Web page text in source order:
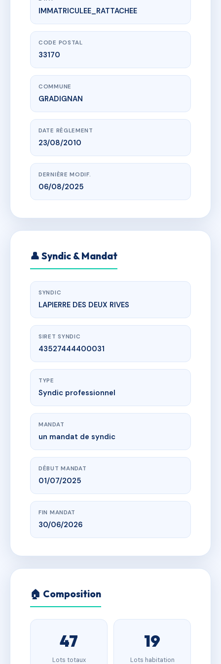
www.vme.plus/AC6860639
SDC LES ADRYADES BAT A / CEDRES
RUE DE LA CROIX DE MONJOUS
IMMATRICULEE_RATTACHEE
CODE POSTAL
33170
COMMUNE
GRADIGNAN
DATE RÈGLEMENT
23/08/2010
DERNIÈRE MODIF.
06/08/2025
👤 Syndic & Mandat
SYNDIC
LAPIERRE DES DEUX RIVES
SIRET SYNDIC
43527444400031
TYPE
Syndic professionnel
MANDAT
un mandat de syndic
DÉBUT MANDAT
01/07/2025
FIN MANDAT
30/06/2026
🏠 Composition
47
Lots totaux
19
Lots habitation